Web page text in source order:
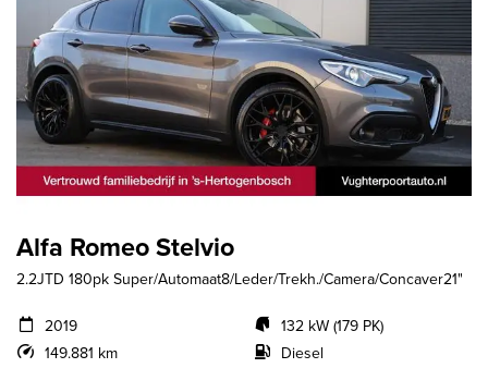
Alfa Romeo Stelvio
2.2JTD 180pk Super/Automaat8/Leder/Trekh./Camera/Concaver21"
2019
149.881 km
132 kW (179 PK)
Diesel